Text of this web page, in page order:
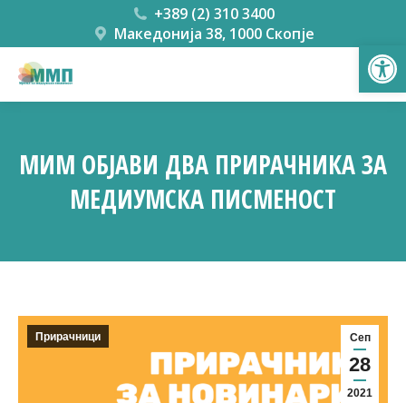
+389 (2) 310 3400
Македонија 38, 1000 Скопје
МИМ ОБЈАВИ ДВА ПРИРАЧНИКА ЗА
МЕДИУМСКА ПИСМЕНОСТ
Сеп
28
2021
Прирачници